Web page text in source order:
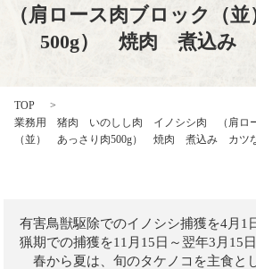
（肩ロース肉ブロック（
500g） 焼肉 煮込み
TOP
業務用 猪肉 いのしし肉 イノシシ肉 （肩ロー
（並） あっさり肉500g） 焼肉 煮込み カツ
有害鳥獣駆除でのイノシシ捕獲を4月1
猟期での捕獲を11月15日～翌年3月15
春から夏は、旬のタケノコを主食と